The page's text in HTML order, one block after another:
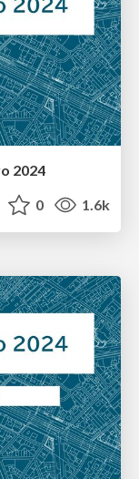
2024
0 1.6k